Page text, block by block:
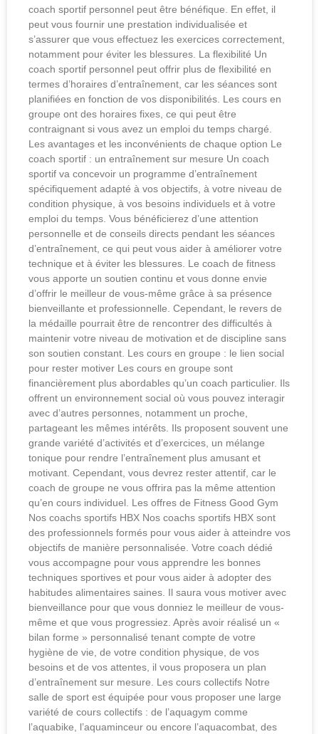
coach sportif personnel peut être bénéfique. En effet, il
peut vous fournir une prestation individualisée et
s’assurer que vous effectuez les exercices correctement,
notamment pour éviter les blessures. La flexibilité Un
coach sportif personnel peut offrir plus de flexibilité en
termes d’horaires d’entraînement, car les séances sont
planifiées en fonction de vos disponibilités. Les cours en
groupe ont des horaires fixes, ce qui peut être
contraignant si vous avez un emploi du temps chargé.
Les avantages et les inconvénients de chaque option Le
coach sportif : un entraînement sur mesure Un coach
sportif va concevoir un programme d’entraînement
spécifiquement adapté à vos objectifs, à votre niveau de
condition physique, à vos besoins individuels et à votre
emploi du temps. Vous bénéficierez d’une attention
personnelle et de conseils directs pendant les séances
d’entraînement, ce qui peut vous aider à améliorer votre
technique et à éviter les blessures. Le coach de fitness
vous apporte un soutien continu et vous donne envie
d’offrir le meilleur de vous-même grâce à sa présence
bienveillante et professionnelle. Cependant, le revers de
la médaille pourrait être de rencontrer des difficultés à
maintenir votre niveau de motivation et de discipline sans
son soutien constant. Les cours en groupe : le lien social
pour rester motiver Les cours en groupe sont
financièrement plus abordables qu’un coach particulier. Ils
offrent un environnement social où vous pouvez interagir
avec d’autres personnes, notamment un proche,
partageant les mêmes intérêts. Ils proposent souvent une
grande variété d’activités et d’exercices, un mélange
tonique pour rendre l’entraînement plus amusant et
motivant. Cependant, vous devrez rester attentif, car le
coach de groupe ne vous offrira pas la même attention
qu’en cours individuel. Les offres de Fitness Good Gym
Nos coachs sportifs HBX Nos coachs sportifs HBX sont
des professionnels formés pour vous aider à atteindre vos
objectifs de manière personnalisée. Votre coach dédié
vous accompagne pour vous apprendre les bonnes
techniques sportives et pour vous aider à adopter des
habitudes alimentaires saines. Il saura vous motiver avec
bienveillance pour que vous donniez le meilleur de vous-
même et que vous progressiez. Après avoir réalisé un «
bilan forme » personnalisé tenant compte de votre
hygiène de vie, de votre condition physique, de vos
besoins et de vos attentes, il vous proposera un plan
d’entraînement sur mesure. Les cours collectifs Notre
salle de sport est équipée pour vous proposer une large
variété de cours collectifs : de l’aquagym comme
l’aquabike, l’aquaminceur ou encore l’aquacombat, des